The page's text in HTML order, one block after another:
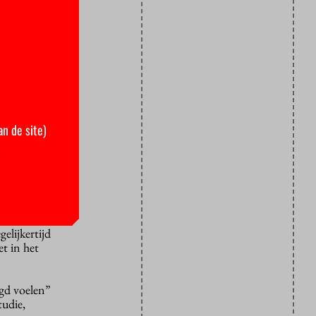
te
goed in
voordat
een
aan de
in het
voelen”
de site)